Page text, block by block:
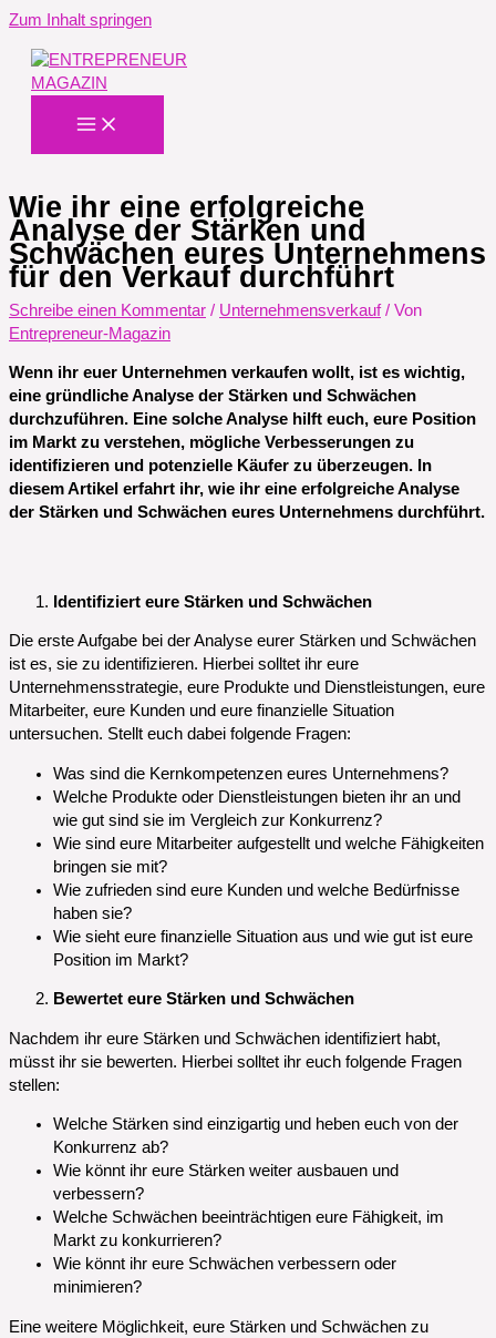
Zum Inhalt springen
Wie ihr eine erfolgreiche
Analyse der Stärken und
Schwächen eures Unternehmens
für den Verkauf durchführt
Schreibe einen Kommentar / Unternehmensverkauf/ Von
Entrepreneur-Magazin
Wenn ihr euer Unternehmen verkaufen wollt, ist es wichtig,
eine gründliche Analyse der Stärken und Schwächen
durchzuführen. Eine solche Analyse hilft euch, eure Position
im Markt zu verstehen, mögliche Verbesserungen zu
identifizieren und potenzielle Käufer zu überzeugen. In
diesem Artikel erfahrt ihr, wie ihr eine erfolgreiche Analyse
der Stärken und Schwächen eures Unternehmens durchführt.
Identifiziert eure Stärken und Schwächen
Die erste Aufgabe bei der Analyse eurer Stärken und Schwächen
ist es, sie zu identifizieren. Hierbei solltet ihr eure
Unternehmensstrategie, eure Produkte und Dienstleistungen, eure
Mitarbeiter, eure Kunden und eure finanzielle Situation
untersuchen. Stellt euch dabei folgende Fragen:
Was sind die Kernkompetenzen eures Unternehmens?
Welche Produkte oder Dienstleistungen bieten ihr an und
wie gut sind sie im Vergleich zur Konkurrenz?
Wie sind eure Mitarbeiter aufgestellt und welche Fähigkeiten
bringen sie mit?
Wie zufrieden sind eure Kunden und welche Bedürfnisse
haben sie?
Wie sieht eure finanzielle Situation aus und wie gut ist eure
Position im Markt?
Bewertet eure Stärken und Schwächen
Nachdem ihr eure Stärken und Schwächen identifiziert habt,
müsst ihr sie bewerten. Hierbei solltet ihr euch folgende Fragen
stellen:
Welche Stärken sind einzigartig und heben euch von der
Konkurrenz ab?
Wie könnt ihr eure Stärken weiter ausbauen und
verbessern?
Welche Schwächen beeinträchtigen eure Fähigkeit, im
Markt zu konkurrieren?
Wie könnt ihr eure Schwächen verbessern oder
minimieren?
Eine weitere Möglichkeit, eure Stärken und Schwächen zu